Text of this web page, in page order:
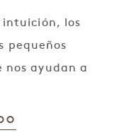
intuición, los
pequeños
nos ayudan a